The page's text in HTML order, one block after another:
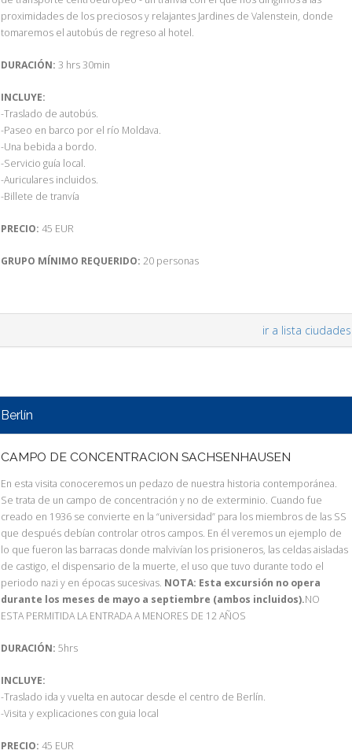
proximidades de los preciosos y relajantes Jardines de Valenstein, donde
tomaremos el autobús de regreso al hotel.
DURACIÓN: 3 hrs 30min
INCLUYE:
-Traslado de autobús.
-Paseo en barco por el río Moldava.
-Una bebida a bordo.
-Servicio guía local.
-Auriculares incluidos.
-Billete de tranvía
PRECIO: 45 EUR
GRUPO MÍNIMO REQUERIDO: 20 personas
ir a lista ciudades
Berlín
CAMPO DE CONCENTRACION SACHSENHAUSEN
En esta visita conoceremos un pedazo de nuestra historia contemporánea.
Se trata de un campo de concentración y no de exterminio. Cuando fue
creado en 1936 se convierte en la “universidad” para los miembros de las SS
que después debían controlar otros campos. En él veremos un ejemplo de
lo que fueron las barracas donde malvivían los prisioneros, las celdas aisladas
de castigo, el dispensario de la muerte, el uso que tuvo durante todo el
periodo nazi y en épocas sucesivas. NOTA: Esta excursión no opera
durante los meses de mayo a septiembre (ambos incluidos).NO
ESTA PERMITIDA LA ENTRADA A MENORES DE 12 AÑOS
DURACIÓN: 5hrs
INCLUYE:
-Traslado ida y vuelta en autocar desde el centro de Berlín.
-Visita y explicaciones con guia local
PRECIO: 45 EUR